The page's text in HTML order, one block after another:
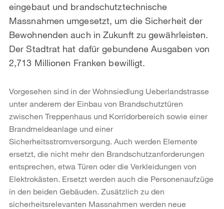
eingebaut und brandschutztechnische
Massnahmen umgesetzt, um die Sicherheit der
Bewohnenden auch in Zukunft zu gewährleisten.
Der Stadtrat hat dafür gebundene Ausgaben von
2,713 Millionen Franken bewilligt.
Vorgesehen sind in der Wohnsiedlung Ueberlandstrasse
unter anderem der Einbau von Brandschutztüren
zwischen Treppenhaus und Korridorbereich sowie einer
Brandmeldeanlage und einer
Sicherheitsstromversorgung. Auch werden Elemente
ersetzt, die nicht mehr den Brandschutzanforderungen
entsprechen, etwa Türen oder die Verkleidungen von
Elektrokästen. Ersetzt werden auch die Personenaufzüge
in den beiden Gebäuden. Zusätzlich zu den
sicherheitsrelevanten Massnahmen werden neue